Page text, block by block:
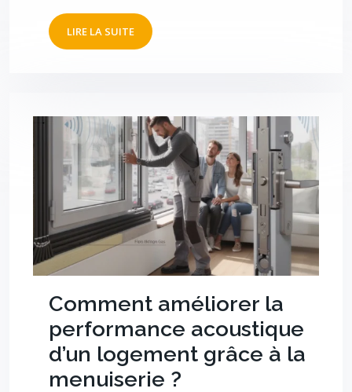
LIRE LA SUITE
Comment améliorer la
performance acoustique
d’un logement grâce à la
menuiserie ?